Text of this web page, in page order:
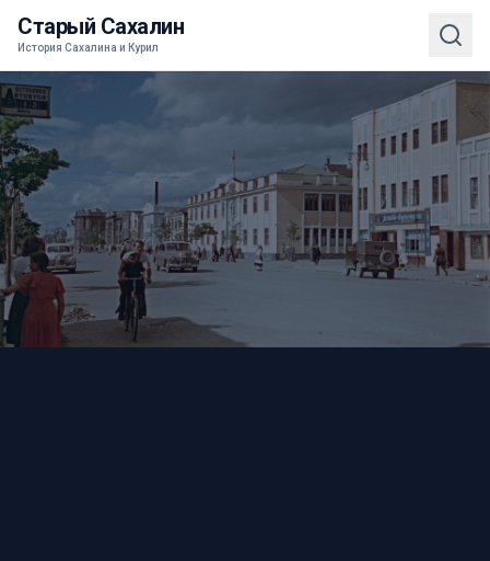
Старый Сахалин
История Сахалина и Курил